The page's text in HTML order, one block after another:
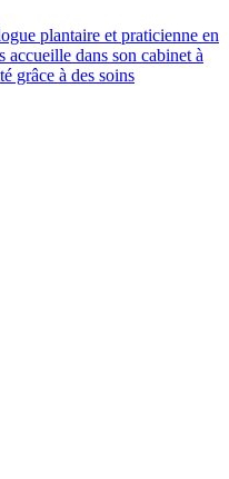
plantaire et praticienne en
dans son cabinet à
grâce à des soins